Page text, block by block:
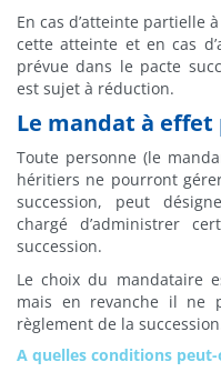
En cas d’atteinte partielle
cette atteinte et en cas
prévue dans le pacte
est sujet à réduction.
Le mandat à
Toute personne (le
héritiers ne pourront
succession, peut
chargé d’administrer
succession.
Le choix du mandataire
mais en revanche il ne
règlement de la
A quelles conditions